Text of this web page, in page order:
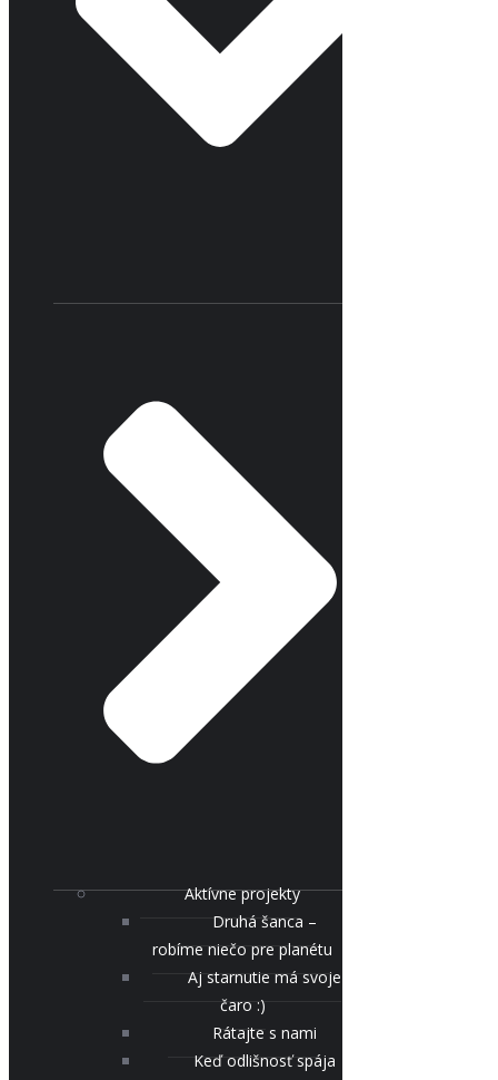
Aktívne projekty
Druhá šanca –
robíme niečo pre planétu
Aj starnutie má svoje
čaro :)
Rátajte s nami
Keď odlišnosť spája